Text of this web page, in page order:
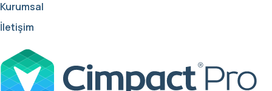
Kurumsal
İletişim